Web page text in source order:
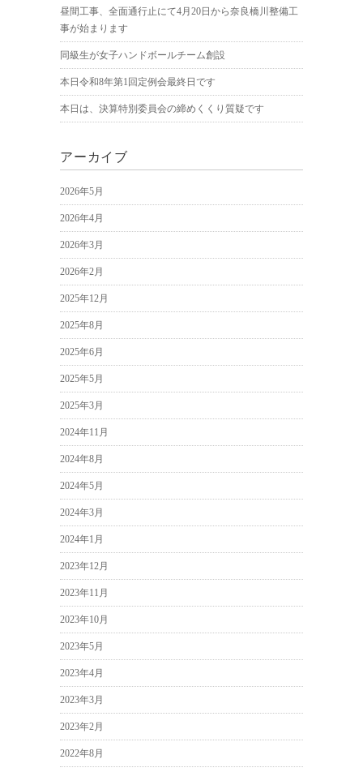
昼間工事、全面通行止にて4月20日から奈良橋川整備工
事が始まります
同級生が女子ハンドボールチーム創設
本日令和8年第1回定例会最終日です
本日は、決算特別委員会の締めくくり質疑です
アーカイブ
2026年5月
2026年4月
2026年3月
2026年2月
2025年12月
2025年8月
2025年6月
2025年5月
2025年3月
2024年11月
2024年8月
2024年5月
2024年3月
2024年1月
2023年12月
2023年11月
2023年10月
2023年5月
2023年4月
2023年3月
2023年2月
2022年8月